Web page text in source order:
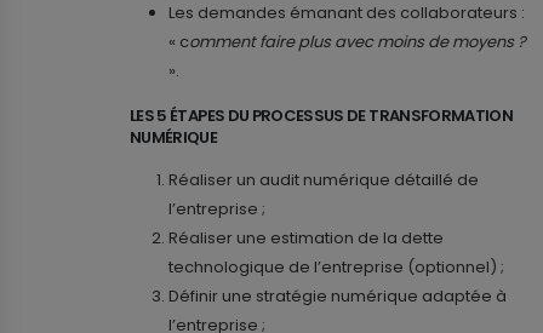
Les demandes émanant des collaborateurs :
« comment faire plus avec moins de moyens ?
».
LES 5 ÉTAPES DU PROCESSUS DE TRANSFORMATION
NUMÉRIQUE
Réaliser un audit numérique détaillé de
l’entreprise ;
Réaliser une estimation de la dette
technologique de l’entreprise (optionnel) ;
Définir une stratégie numérique adaptée à
l’entreprise ;